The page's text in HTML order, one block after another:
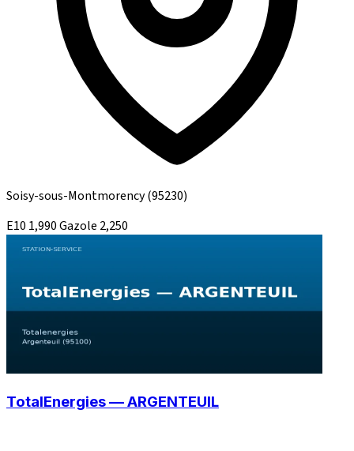
Soisy-sous-Montmorency(95230)
E10 1,990Gazole 2,250
TotalEnergies — ARGENTEUIL